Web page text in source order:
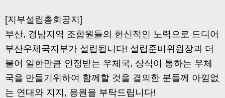
[지부설립총회공지]
부산, 경남지역 조합원들의 헌신적인 노력으로 드디어
부산우체국지부가 설립됩니다! 설립준비위원장과 더
불어 일한만큼 인정받는 우체국, 상식이 통하는 우체
국을 만들기위하여 함께할 것을 결의한 분들께 아낌없
는 연대와 지지, 응원을 부탁드립니다!